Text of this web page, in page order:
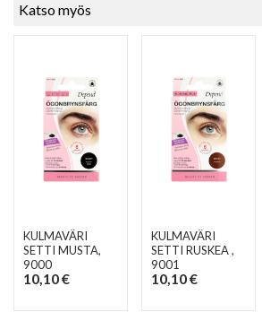
Katso myös
KULMAVÄRI
SETTI MUSTA,
9000
10,10 €
KULMAVÄRI
SETTI RUSKEA,
9001
10,10 €